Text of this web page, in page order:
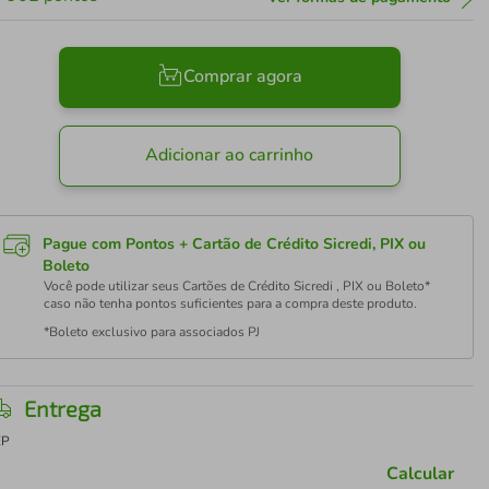
Comprar agora
Adicionar ao carrinho
Pague com Pontos + Cartão de Crédito Sicredi, PIX ou
Boleto
Você pode utilizar seus Cartões de Crédito Sicredi , PIX ou Boleto*
caso não tenha pontos suficientes para a compra deste produto.
*Boleto exclusivo para associados PJ
Entrega
Calcular